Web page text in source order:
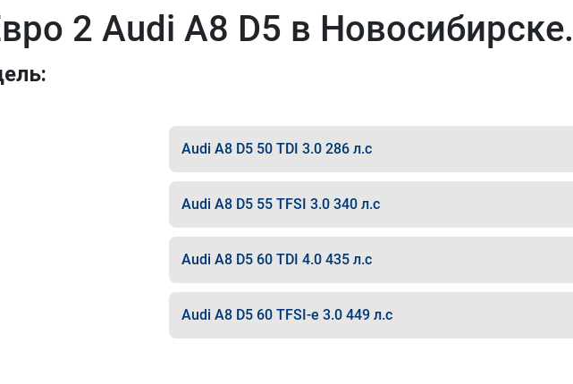
2 Audi A8 D5 в Новосибирске.
Audi A8 D5 50 TDI 3.0 286 л.с
Audi A8 D5 55 TFSI 3.0 340 л.с
Audi A8 D5 60 TDI 4.0 435 л.с
Audi A8 D5 60 TFSI-e 3.0 449 л.с